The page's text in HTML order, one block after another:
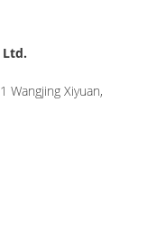
Ltd.
Wangjing Xiyuan,